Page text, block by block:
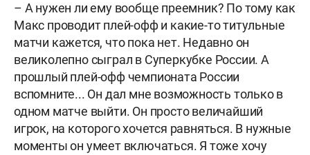
– А нужен ли ему вообще преемник? По тому как
Макс проводит плей-офф и какие-то титульные
матчи кажется, что пока нет. Недавно он
великолепно сыграл в Суперкубке России. А
прошлый плей-офф чемпионата России
вспомните... Он дал мне возможность только в
одном матче выйти. Он просто величайший
игрок, на которого хочется равняться. В нужные
моменты он умеет включаться. Я тоже хочу